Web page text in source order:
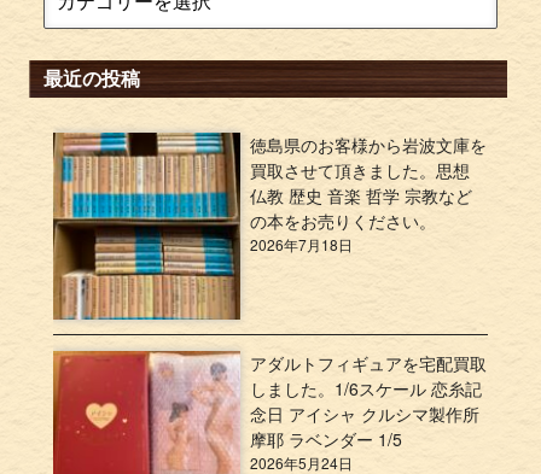
最近の投稿
徳島県のお客様から岩波文庫を
買取させて頂きました。思想
仏教 歴史 音楽 哲学 宗教など
の本をお売りください。
2026年7月18日
アダルトフィギュアを宅配買取
しました。1/6スケール 恋糸記
念日 アイシャ クルシマ製作所
摩耶 ラベンダー 1/5
2026年5月24日